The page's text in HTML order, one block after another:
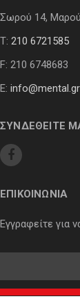
Σωρού 14,
Τ: 210 6721585
F: 210 6748683
E: info@mental.gr
ΣΥΝΔΕΘΕΙΤΕ
ΕΠΙΚΟΙΝΩΝΙΑ
Εγγραφείτε για